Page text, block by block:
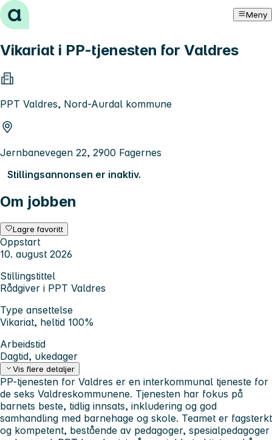
Hopp til innhold Meny
Vikariat i PP-tjenesten for Valdres
PPT Valdres, Nord-Aurdal kommune
Jernbanevegen 22, 2900 Fagernes
Stillingsannonsen er inaktiv.
Om jobben
Lagre favoritt
Oppstart
10. august 2026
Stillingstittel
Rådgiver i PPT Valdres
Type ansettelse
Vikariat, heltid 100%
Arbeidstid
Dagtid, ukedager
Vis flere detaljer
PP-tjenesten for Valdres er en interkommunal tjeneste for
de seks Valdreskommunene. Tjenesten har fokus på
barnets beste, tidlig innsats, inkludering og god
samhandling med barnehage og skole. Teamet er fagsterkt
og kompetent, bestående av pedagoger, spesialpedagoger